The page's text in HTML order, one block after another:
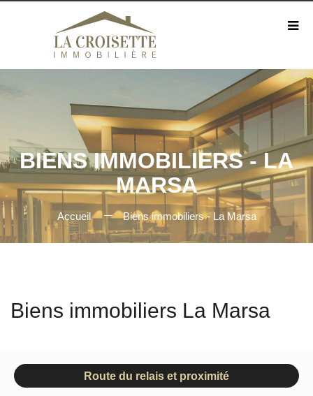
BIENS IMMOBILIERS - LA
MARSA
Accueil Biens immobiliers - La Marsa
Biens immobiliers La Marsa
Route du relais et proximité